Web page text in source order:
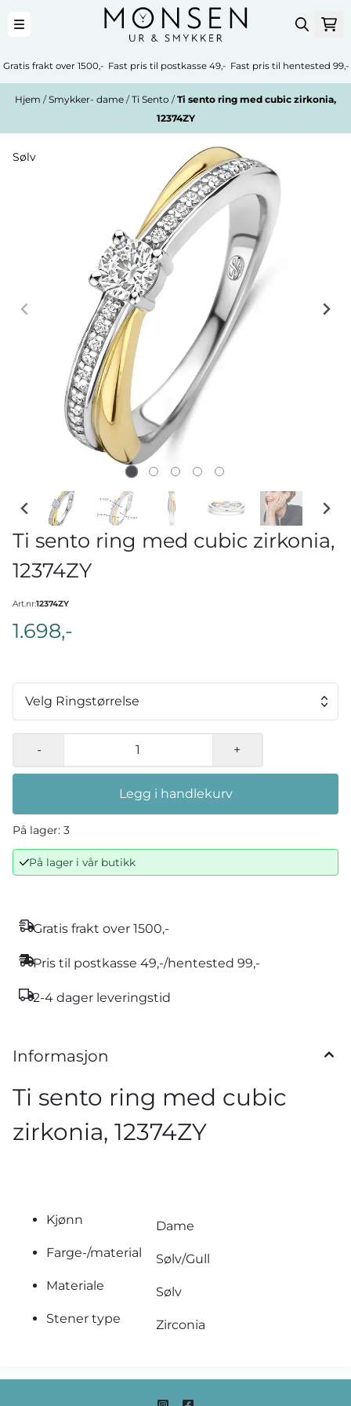
Gratis frakt over 1500,- Fast pris til postkasse 49,- Fast pris til hentested 99,-
Hjem /Smykker- dame /Ti Sento /Ti sento ring med cubic zirkonia,
12374ZY
Sølv
Ti sento ring med cubic zirkonia,
12374ZY
Art.nr:12374ZY
1.698,-
Velg Ringstørrelse
- +
Legg i handlekurv
På lager: 3
På lager i vår butikk
Gratis frakt over 1500,-
Pris til postkasse 49,-/hentested 99,-
2-4 dager leveringstid
Informasjon
Ti sento ring med cubic
zirkonia, 12374ZY
Kjønn
Dame
Farge-/material
Sølv/Gull
Materiale
Sølv
Stener type
Zirconia